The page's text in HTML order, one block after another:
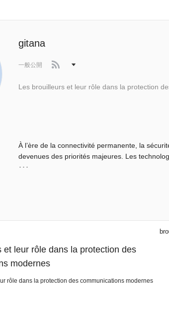
gitana
一般公開 ▼
Les brouilleurs et leur rôle dans la protection
À l’ère de la connectivité permanente, la
devenues des priorités majeures. Les
･･･
et leur rôle dans la protection des
modernes
rôle dans la protection des communications modernes